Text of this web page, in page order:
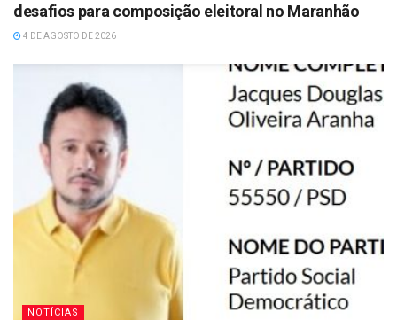
desafios para composição eleitoral no Maranhão
4 DE AGOSTO DE 2026
NOTÍCIAS